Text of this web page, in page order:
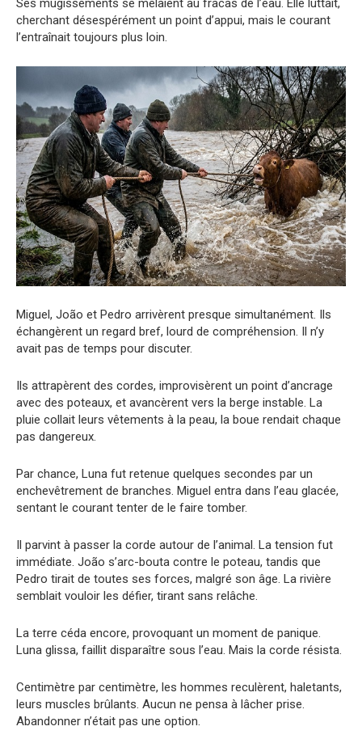
Ses mugissements se mêlaient au fracas de l’eau. Elle luttait,
cherchant désespérément un point d’appui, mais le courant
l’entraînait toujours plus loin.
Miguel, João et Pedro arrivèrent presque simultanément. Ils
échangèrent un regard bref, lourd de compréhension. Il n’y
avait pas de temps pour discuter.
Ils attrapèrent des cordes, improvisèrent un point d’ancrage
avec des poteaux, et avancèrent vers la berge instable. La
pluie collait leurs vêtements à la peau, la boue rendait chaque
pas dangereux.
Par chance, Luna fut retenue quelques secondes par un
enchevêtrement de branches. Miguel entra dans l’eau glacée,
sentant le courant tenter de le faire tomber.
Il parvint à passer la corde autour de l’animal. La tension fut
immédiate. João s’arc-bouta contre le poteau, tandis que
Pedro tirait de toutes ses forces, malgré son âge. La rivière
semblait vouloir les défier, tirant sans relâche.
La terre céda encore, provoquant un moment de panique.
Luna glissa, faillit disparaître sous l’eau. Mais la corde résista.
Centimètre par centimètre, les hommes reculèrent, haletants,
leurs muscles brûlants. Aucun ne pensa à lâcher prise.
Abandonner n’était pas une option.